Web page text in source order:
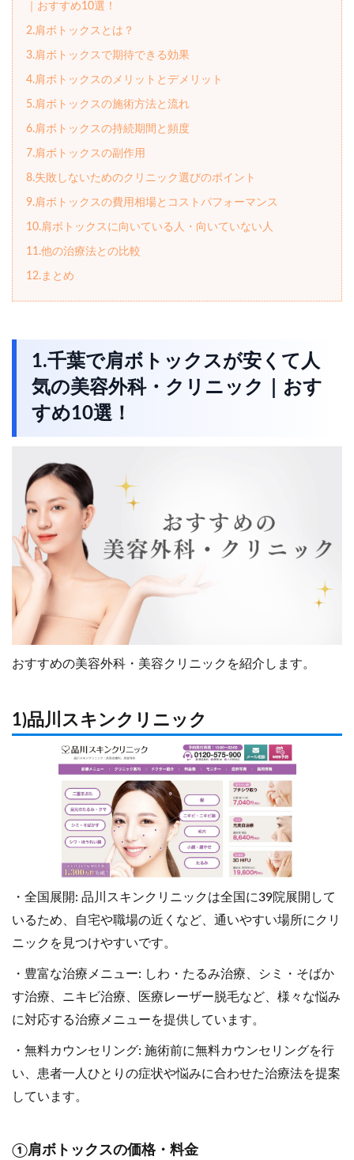
｜おすすめ10選！
2.肩ボトックスとは？
3.肩ボトックスで期待できる効果
4.肩ボトックスのメリットとデメリット
5.肩ボトックスの施術方法と流れ
6.肩ボトックスの持続期間と頻度
7.肩ボトックスの副作用
8.失敗しないためのクリニック選びのポイント
9.肩ボトックスの費用相場とコストパフォーマンス
10.肩ボトックスに向いている人・向いていない人
11.他の治療法との比較
12.まとめ
1.千葉で肩ボトックスが安くて人
気の美容外科・クリニック｜おす
すめ10選！
おすすめの美容外科・美容クリニックを紹介します。
1)品川スキンクリニック
・全国展開: 品川スキンクリニックは全国に39院展開して
いるため、自宅や職場の近くなど、通いやすい場所にクリ
ニックを見つけやすいです。
・豊富な治療メニュー: しわ・たるみ治療、シミ・そばか
す治療、ニキビ治療、医療レーザー脱毛など、様々な悩み
に対応する治療メニューを提供しています。
・無料カウンセリング: 施術前に無料カウンセリングを行
い、患者一人ひとりの症状や悩みに合わせた治療法を提案
しています。
①肩ボトックスの価格・料金